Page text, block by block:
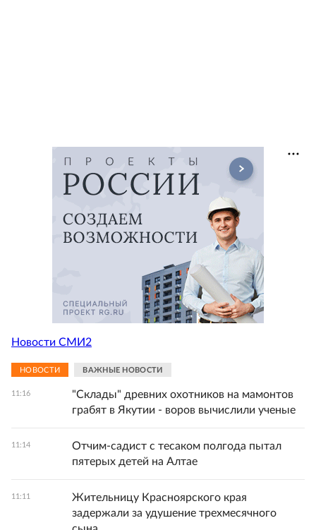
Новости СМИ2
НОВОСТИ ВАЖНЫЕ НОВОСТИ
11:16
"Склады" древних охотников на мамонтов
грабят в Якутии - воров вычислили ученые
11:14
Отчим-садист с тесаком полгода пытал
пятерых детей на Алтае
11:11
Жительницу Красноярского края
задержали за удушение трехмесячного